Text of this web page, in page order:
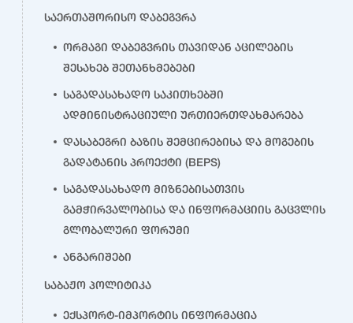
საერთაშორისო დაბეგვრა
ორმაგი დაბეგვრის თავიდან აცილების
შესახებ შეთანხმებები
საგადასახადო საკითხებში
ადმინისტრაციული ურთიერთდახმარება
დასაბეგრი ბაზის შემცირებისა და მოგების
გადატანის პროექტი (BEPS)
საგადასახადო მიზნებისათვის
გამჭირვალობისა და ინფორმაციის გაცვლის
გლობალური ფორუმი
ანგარიშები
საბაჟო პოლიტიკა
ექსპორტ-იმპორტის ინფორმაცია